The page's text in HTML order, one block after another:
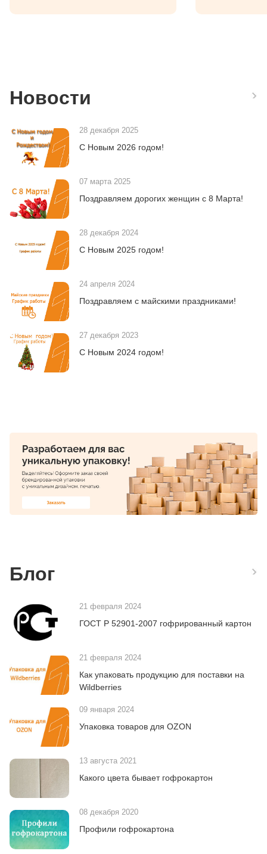
Новости
28 декабря 2025
С Новым 2026 годом!
07 марта 2025
Поздравляем дорогих женщин с 8 Марта!
28 декабря 2024
С Новым 2025 годом!
24 апреля 2024
Поздравляем с майскими праздниками!
27 декабря 2023
С Новым 2024 годом!
Блог
21 февраля 2024
ГОСТ Р 52901-2007 гофрированный картон
21 февраля 2024
Как упаковать продукцию для поставки на
Wildberries
09 января 2024
Упаковка товаров для OZON
13 августа 2021
Какого цвета бывает гофрокартон
08 декабря 2020
Профили гофрокартона